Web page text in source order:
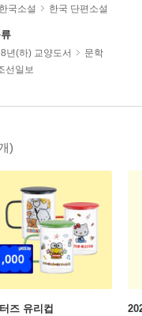
한국소설 한국 단편소설
년(하) 교양도서
문학
선일보
)
즈 유리컵